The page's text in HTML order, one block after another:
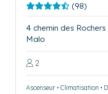
(98)
4 chemin des
Malo
2
Ascenseur • Climatisation •